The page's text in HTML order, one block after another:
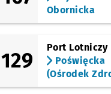
Kołobrzeska
(Żernicka)
(Rogowska)
Rogowska (Ośrodek
Sportu)
Obornicka
129
Port Lotniczy
Poświęcka
(Ośrodek